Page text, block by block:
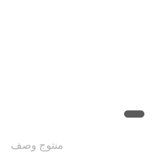
منتوج وصف